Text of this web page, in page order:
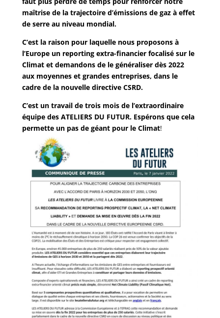
maîtrise de la trajectoire d’émissions de gaz à effet
de serre au niveau mondial.
C’est la raison pour laquelle nous proposons à
l’Europe un reporting extra-financierfocalisé sur le
Climat et demandons de le généraliser dès 2022
aux moyennes et grandes entreprises, dans le
cadre de la nouvelle directive CSRD.
C’est un travail de trois mois de l’extraordinaire
équipe des ATELIERS DU FUTUR. Espérons que cela
permette un pas de géant pour le Climat!